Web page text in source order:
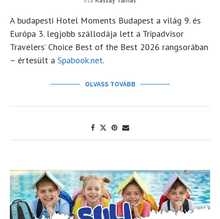
A budapesti Hotel Moments Budapest a világ 9. és
Európa 3. legjobb szállodája lett a Tripadvisor
Travelers’ Choice Best of the Best 2026 rangsorában
– értesült a Spabook.net.
OLVASS TOVÁBB